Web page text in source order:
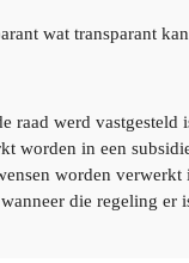
wat transparant
raad werd
worden in een
worden
die regeling